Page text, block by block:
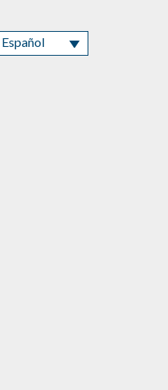
Español